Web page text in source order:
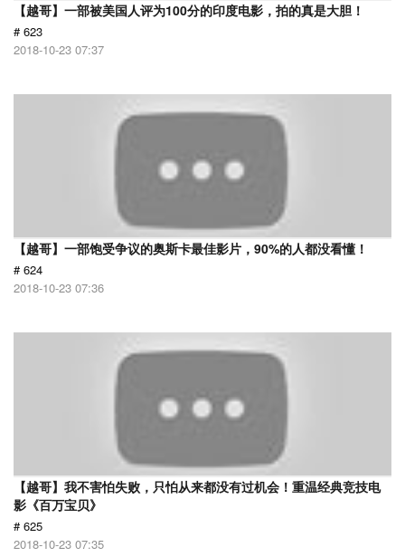
【越哥】一部被美国人评为100分的印度电影，拍的真是大胆！
# 623
2018-10-23 07:37
【越哥】一部饱受争议的奥斯卡最佳影片，90%的人都没看懂！
# 624
2018-10-23 07:36
【越哥】我不害怕失败，只怕从来都没有过机会！重温经典竞技电
影《百万宝贝》
# 625
2018-10-23 07:35